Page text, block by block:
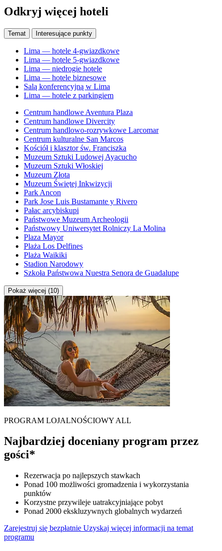
Odkryj więcej hoteli
Temat Interesujące punkty
Lima — hotele 4-gwiazdkowe
Lima — hotele 5-gwiazdkowe
Lima — niedrogie hotele
Lima — hotele biznesowe
Salą konferencyjną w Lima
Lima — hotele z parkingiem
Centrum handlowe Aventura Plaza
Centrum handlowe Divercity
Centrum handlowo-rozrywkowe Larcomar
Centrum kulturalne San Marcos
Kościół i klasztor św. Franciszka
Muzeum Sztuki Ludowej Ayacucho
Muzeum Sztuki Włoskiej
Muzeum Złota
Muzeum Świętej Inkwizycji
Park Ancon
Park Jose Luis Bustamante y Rivero
Pałac arcybiskupi
Państwowe Muzeum Archeologii
Państwowy Uniwersytet Rolniczy La Molina
Plaza Mayor
Plaża Los Delfines
Plaża Waikiki
Stadion Narodowy
Szkoła Państwowa Nuestra Senora de Guadalupe
Pokaż więcej (10)
PROGRAM LOJALNOŚCIOWY ALL
Najbardziej doceniany program przez
gości*
Rezerwacja po najlepszych stawkach
Ponad 100 możliwości gromadzenia i wykorzystania
punktów
Korzystne przywileje uatrakcyjniające pobyt
Ponad 2000 ekskluzywnych globalnych wydarzeń
Zarejestruj się bezpłatnie Uzyskaj więcej informacji na temat
programu